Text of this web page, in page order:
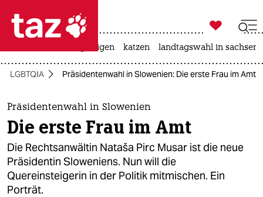
 taz zahl ich
taz zahl ich
themen
politik
öko
gesellschaft

taz zahl ich
bergsteigen katzen landtagswahl in
LGBTQIA Präsidentenwahl in Slowenien: Die erste Frau im Amt
Präsidentenwahl in Slowenien
Die erste Frau im Amt
Die Rechtsanwältin Nataša Pirc Musar ist die neue
Präsidentin Sloweniens. Nun will die
Quereinsteigerin in der Politik mitmischen. Ein
Porträt.